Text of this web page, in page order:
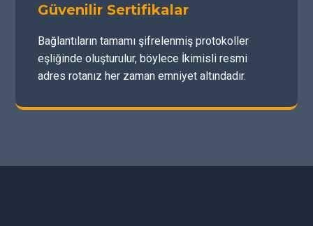
Güvenilir Sertifikalar
Bağlantıların tamamı şifrelenmiş protokoller
eşliğinde oluşturulur, böylece İkimisli resmi
adres rotanız her zaman emniyet altındadır.